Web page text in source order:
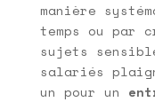
manière
temps ou par
sujets
salariés
un pour un